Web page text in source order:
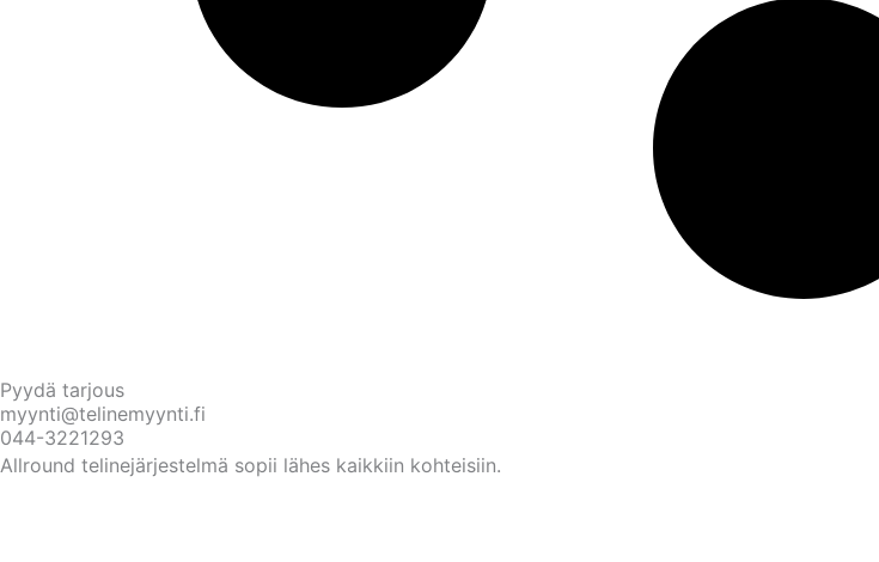
Pyydä tarjous
myynti@telinemyynti.fi
044-3221293
Allround telinejärjestelmä sopii lähes kaikkiin kohteisiin.